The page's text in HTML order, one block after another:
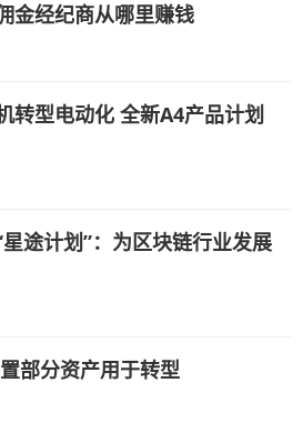
金经纪商从哪里赚钱
转型电动化 全新A4产品计划
途计划”：为区块链行业发展
部分资产用于转型